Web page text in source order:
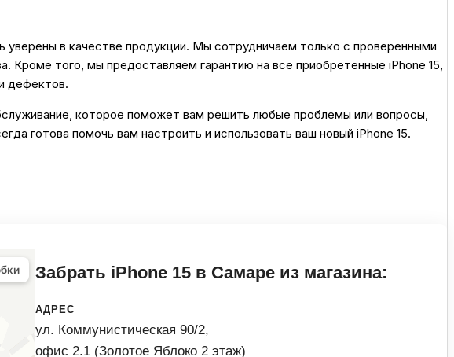
в качестве продукции. Мы сотрудничаем только с проверенными
Кроме того, мы предоставляем гарантию на все приобретенные iPhone 15,
дефектов.
которое поможет вам решить любые проблемы или вопросы,
готова помочь вам настроить и использовать ваш новый iPhone 15.
Забрать iPhone 15 в Самаре из магазина:
АДРЕС
ул. Коммунистическая 90/2,
офис 2.1 (Золотое Яблоко 2 этаж)